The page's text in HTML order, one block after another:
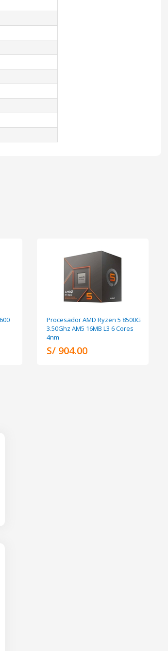
Procesador AMD Ryzen 5 8500G
3.50Ghz AM5 16MB L3 6 Cores
4nm
S/ 904.00